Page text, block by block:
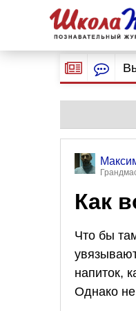
Как
Что бы
напиток,
Однако